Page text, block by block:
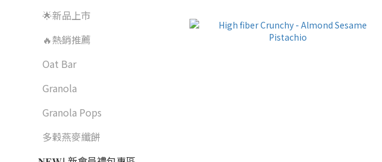
🌟新品上市
🔥熱銷推薦
Oat Bar
Granola
Granola Pops
多穀燕麥纖餅